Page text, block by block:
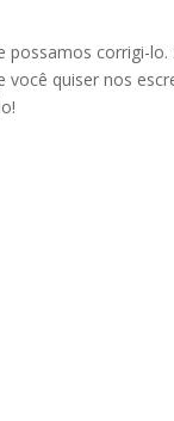
corrigi-lo.
quiser nos